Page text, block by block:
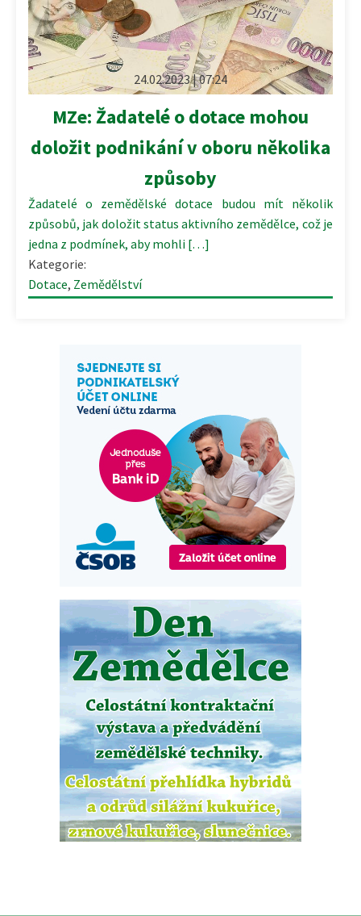
24.02.2023 | 07:24
MZe: Žadatelé o dotace mohou
doložit podnikání v oboru několika
způsoby
Žadatelé o zemědělské dotace budou mít několik
způsobů, jak doložit status aktivního zemědělce, což je
jedna z podmínek, aby mohli […]
Kategorie:
Dotace, Zemědělství